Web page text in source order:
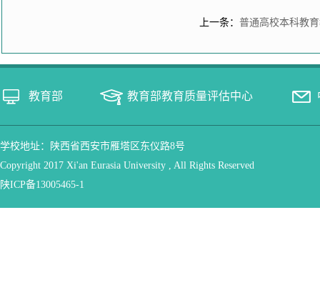
上一条： 普通高校本科教
教育部 教育部教育质量评估中心
学校地址：陕西省西安市雁塔区东仪路8号
Copyright 2017 Xi'an Eurasia University , All Rights Reserved
陕ICP备13005465-1